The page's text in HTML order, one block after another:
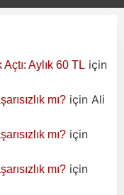
Aylık 60 TL için
mı? için Ali
mı? için
mı? için